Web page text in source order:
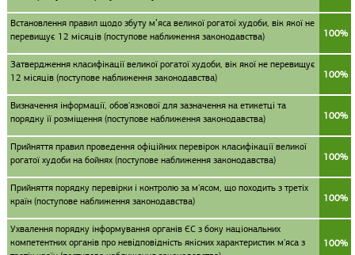
Встановлення правил щодо збуту м’яса великої рогатої худоби, вік якої не
перевищує 12 місяців (поступове наближення законодавства)
100%
Затвердження класифікації великої рогатої худоби, вік якої не перевищує
12 місяців (поступове наближення законодавства)
100%
Визначення інформації, обов'язкової для зазначення на етикетці та
порядку її розміщення (поступове наближення законодавства)
100%
Прийняття правил проведення офіційних перевірок класифікації великої
рогатої худоби на бойнях (поступове наближення законодавства)
100%
Прийняття порядку перевірки і контролю за м'ясом, що походить з третіх
країн (поступове наближення законодавства)
100%
Ухвалення порядку інформування органів ЄС з боку національних
компетентних органів про невідповідність якісних характеристик м'яса з
100%